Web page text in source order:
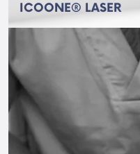
ICOONE® LASER